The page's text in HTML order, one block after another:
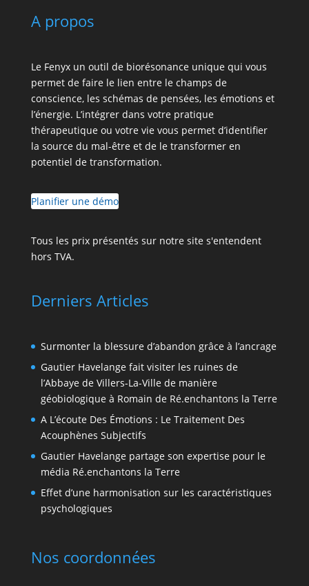
A propos
Le Fenyx un outil de biorésonance unique qui vous
permet de faire le lien entre le champs de
conscience, les schémas de pensées, les émotions et
l’énergie. L’intégrer dans votre pratique
thérapeutique ou votre vie vous permet d’identifier
la source du mal-être et de le transformer en
potentiel de transformation.
Planifier une démo
Tous les prix présentés sur notre site s'entendent
hors TVA.
Derniers Articles
Surmonter la blessure d’abandon grâce à l’ancrage
Gautier Havelange fait visiter les ruines de
l’Abbaye de Villers-La-Ville de manière
géobiologique à Romain de Ré.enchantons la Terre
A L’écoute Des Émotions : Le Traitement Des
Acouphènes Subjectifs
Gautier Havelange partage son expertise pour le
média Ré.enchantons la Terre
Effet d’une harmonisation sur les caractéristiques
psychologiques
Nos coordonnées